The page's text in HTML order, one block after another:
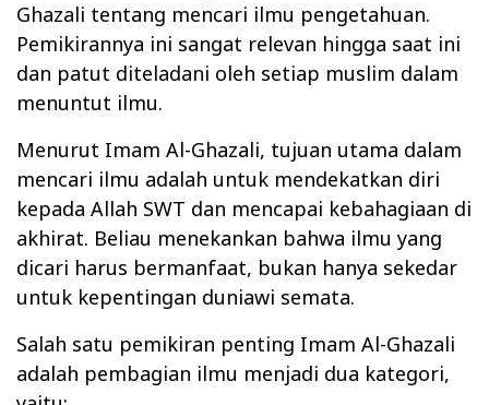
Ghazali tentang mencari ilmu pengetahuan.
Pemikirannya ini sangat relevan hingga saat ini
dan patut diteladani oleh setiap muslim dalam
menuntut ilmu.
Menurut Imam Al-Ghazali, tujuan utama dalam
mencari ilmu adalah untuk mendekatkan diri
kepada Allah SWT dan mencapai kebahagiaan di
akhirat. Beliau menekankan bahwa ilmu yang
dicari harus bermanfaat, bukan hanya sekedar
untuk kepentingan duniawi semata.
Salah satu pemikiran penting Imam Al-Ghazali
adalah pembagian ilmu menjadi dua kategori,